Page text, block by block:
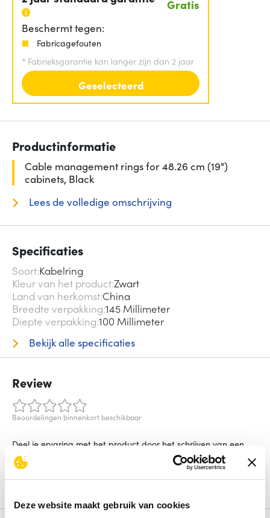
Deze website maakt gebruik van cookies
Gratis
Beschermt tegen:
Fabricagefouten
* Fabrieksgarantie kan langer zijn dan 2 jaar
Geselecteerd
Productinformatie
Cable management rings for 48.26 cm (19")
cabinets, Black
Lees de volledige omschrijving
Specificaties
Soort Kabelring
Kleur van het productZwart
Land van herkomst China
Breedte verpakking 145 Millimeter
Diepte verpakking 100 Millimeter
Bekijk alle specificaties
Review
Beoordelingen binnenkort beschikbaar
Deel je ervaring met het product door het schrijven van een
review.
Schrijf een review